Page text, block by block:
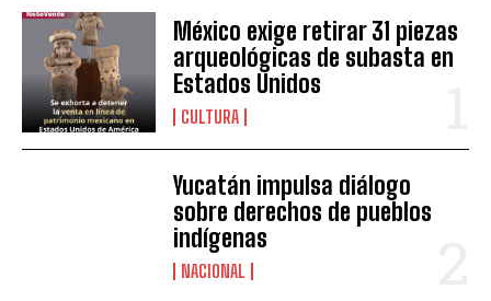
México exige retirar 31 piezas
arqueológicas de subasta en
Estados Unidos
CULTURA
Yucatán impulsa diálogo
sobre derechos de pueblos
indígenas
NACIONAL